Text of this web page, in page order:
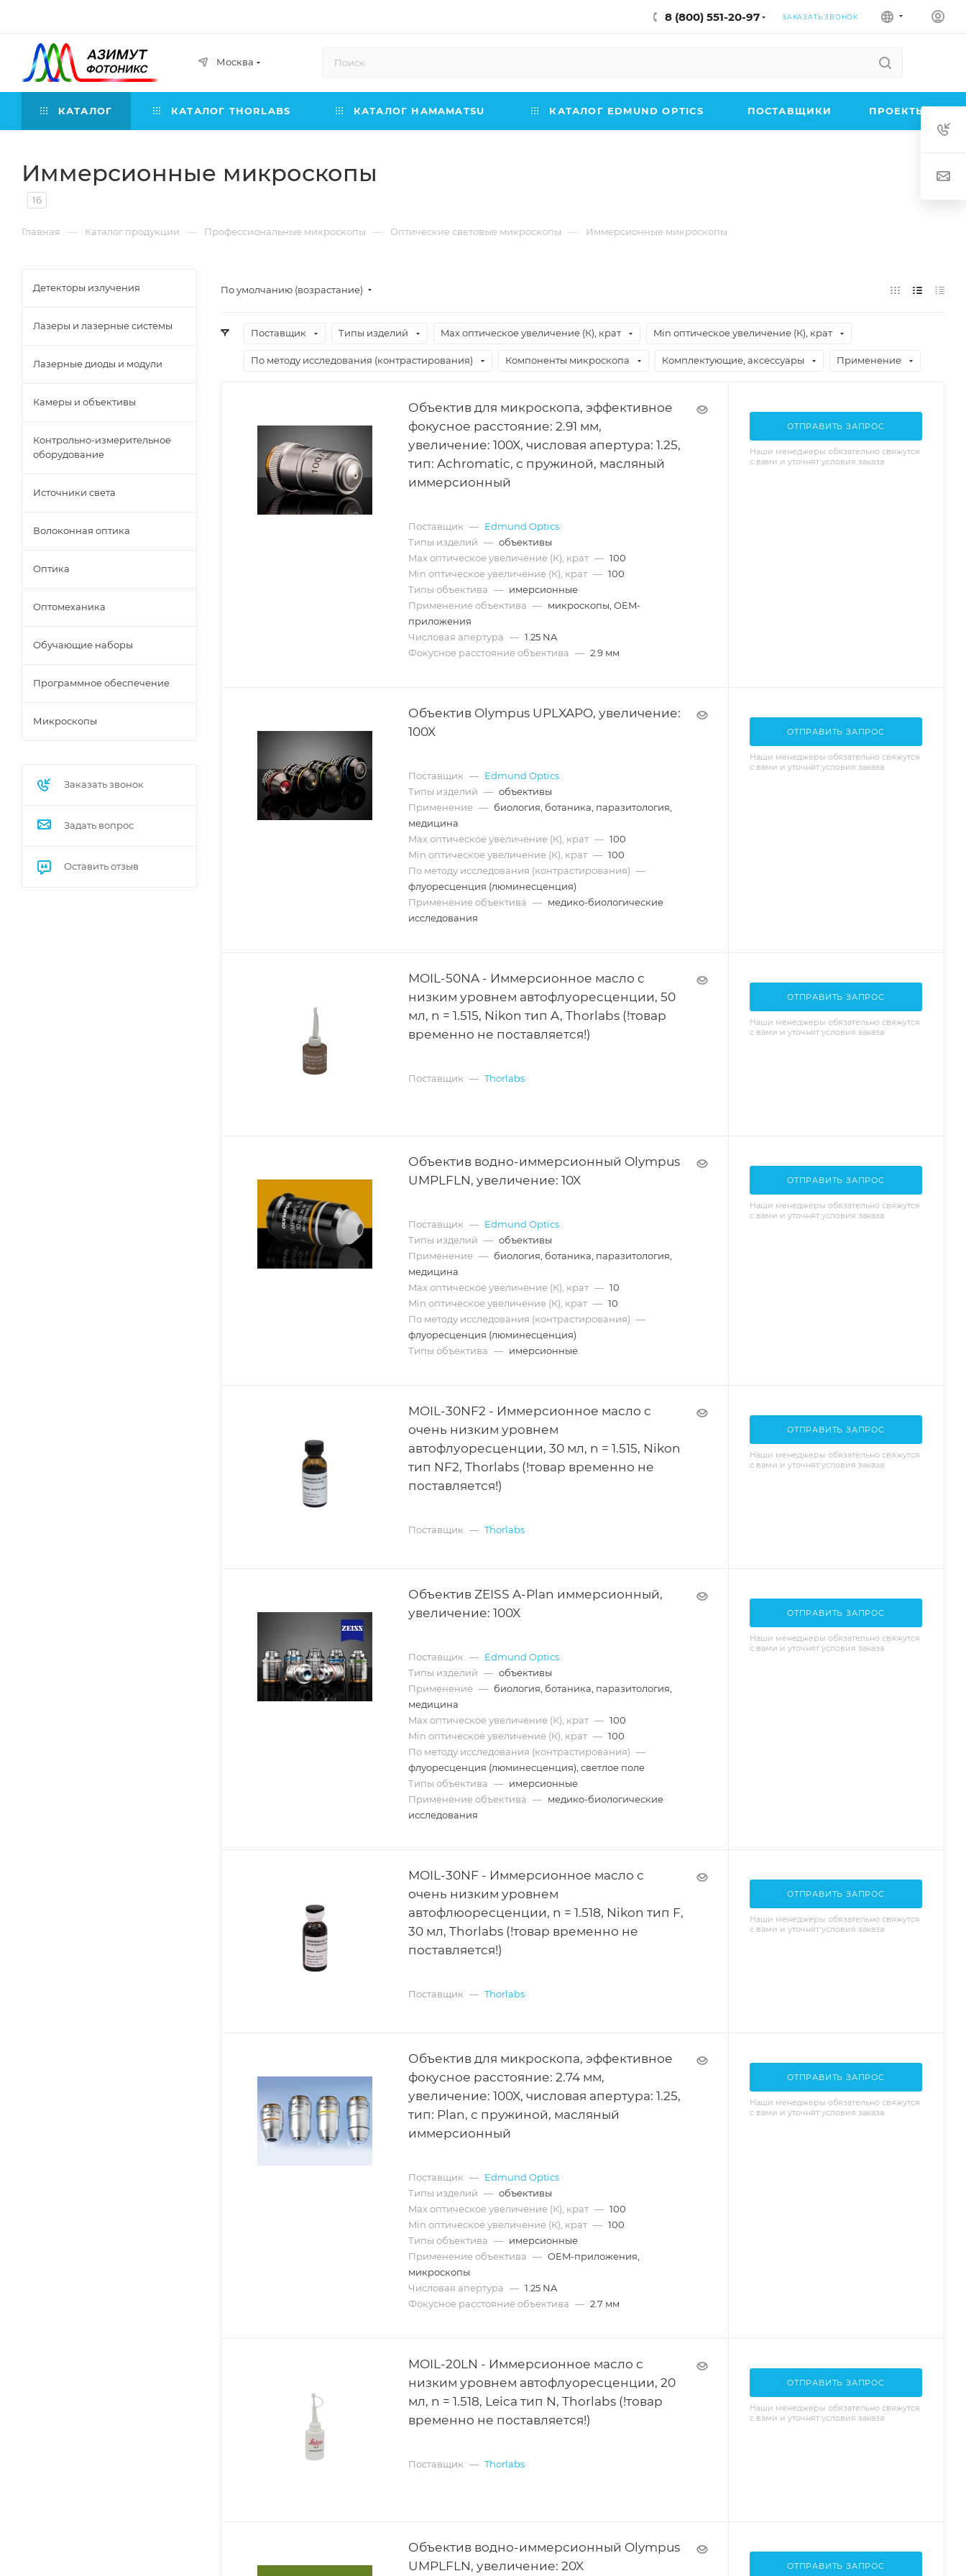
8 (800) 551-20-97 ЗАКАЗАТЬ ЗВОНОК
Москва
КАТАЛОГ КАТАЛОГ THORLABS КАТАЛОГ HAMAMATSU КАТАЛОГ EDMUND OPTICS ПОСТАВЩИКИ ПРОЕКТЫ
Иммерсионные микроскопы
16
Главная — Каталог продукции — Профессиональные микроскопы — Оптические световые микроскопы — Иммерсионные микроскопы
По умолчанию (возрастание)
Поставщик Типы изделий Max оптическое увеличение (К), крат Min оптическое увеличение (К), крат
По методу исследования (контрастирования) Компоненты микроскопа Комплектующие, аксессуары Применение
Объектив для микроскопа, эффективное
фокусное расстояние: 2.91 мм,
увеличение: 100X, числовая апертура: 1.25,
тип: Achromatic, с пружиной, масляный
иммерсионный
Поставщик — Edmund Optics
Типы изделий — объективы
Max оптическое увеличение (К), крат — 100
Min оптическое увеличение (К), крат — 100
Типы объектива — имерсионные
Применение объектива — микроскопы, OEM-
приложения
Числовая апертура — 1.25 NA
Фокусное расстояние объектива — 2.9 мм
ОТПРАВИТЬ ЗАПРОС
Наши менеджеры обязательно свяжутся
с вами и уточнят условия заказа
Объектив Olympus UPLXAPO, увеличение:
100X
Поставщик — Edmund Optics
Типы изделий — объективы
Применение — биология, ботаника, паразитология,
медицина
Max оптическое увеличение (К), крат — 100
Min оптическое увеличение (К), крат — 100
По методу исследования (контрастирования) —
флуоресценция (люминесценция)
Применение объектива — медико-биологические
исследования
ОТПРАВИТЬ ЗАПРОС
Наши менеджеры обязательно свяжутся
с вами и уточнят условия заказа
MOIL-50NA - Иммерсионное масло с
низким уровнем автофлуоресценции, 50
мл, n = 1.515, Nikon тип A, Thorlabs (!товар
временно не поставляется!)
Поставщик — Thorlabs
ОТПРАВИТЬ ЗАПРОС
Наши менеджеры обязательно свяжутся
с вами и уточнят условия заказа
Объектив водно-иммерсионный Olympus
UMPLFLN, увеличение: 10X
Поставщик — Edmund Optics
Типы изделий — объективы
Применение — биология, ботаника, паразитология,
медицина
Max оптическое увеличение (К), крат — 10
Min оптическое увеличение (К), крат — 10
По методу исследования (контрастирования) —
флуоресценция (люминесценция)
Типы объектива — имерсионные
ОТПРАВИТЬ ЗАПРОС
Наши менеджеры обязательно свяжутся
с вами и уточнят условия заказа
MOIL-30NF2 - Иммерсионное масло с
очень низким уровнем
автофлуоресценции, 30 мл, n = 1.515, Nikon
тип NF2, Thorlabs (!товар временно не
поставляется!)
Поставщик — Thorlabs
ОТПРАВИТЬ ЗАПРОС
Наши менеджеры обязательно свяжутся
с вами и уточнят условия заказа
Объектив ZEISS A-Plan иммерсионный,
увеличение: 100X
Поставщик — Edmund Optics
Типы изделий — объективы
Применение — биология, ботаника, паразитология,
медицина
Max оптическое увеличение (К), крат — 100
Min оптическое увеличение (К), крат — 100
По методу исследования (контрастирования) —
флуоресценция (люминесценция), светлое поле
Типы объектива — имерсионные
Применение объектива — медико-биологические
исследования
ОТПРАВИТЬ ЗАПРОС
Наши менеджеры обязательно свяжутся
с вами и уточнят условия заказа
MOIL-30NF - Иммерсионное масло с
очень низким уровнем
автофлюоресценции, n = 1.518, Nikon тип F,
30 мл, Thorlabs (!товар временно не
поставляется!)
Поставщик — Thorlabs
ОТПРАВИТЬ ЗАПРОС
Наши менеджеры обязательно свяжутся
с вами и уточнят условия заказа
Объектив для микроскопа, эффективное
фокусное расстояние: 2.74 мм,
увеличение: 100X, числовая апертура: 1.25,
тип: Plan, с пружиной, масляный
иммерсионный
Поставщик — Edmund Optics
Типы изделий — объективы
Max оптическое увеличение (К), крат — 100
Min оптическое увеличение (К), крат — 100
Типы объектива — имерсионные
Применение объектива — OEM-приложения,
микроскопы
Числовая апертура — 1.25 NA
Фокусное расстояние объектива — 2.7 мм
ОТПРАВИТЬ ЗАПРОС
Наши менеджеры обязательно свяжутся
с вами и уточнят условия заказа
MOIL-20LN - Иммерсионное масло с
низким уровнем автофлуоресценции, 20
мл, n = 1.518, Leica тип N, Thorlabs (!товар
временно не поставляется!)
Поставщик — Thorlabs
ОТПРАВИТЬ ЗАПРОС
Наши менеджеры обязательно свяжутся
с вами и уточнят условия заказа
Объектив водно-иммерсионный Olympus
UMPLFLN, увеличение: 20X
ОТПРАВИТЬ ЗАПРОС
Детекторы излучения
Лазеры и лазерные системы
Лазерные диоды и модули
Камеры и объективы
Контрольно-измерительное
оборудование
Источники света
Волоконная оптика
Оптика
Оптомеханика
Обучающие наборы
Программное обеспечение
Микроскопы
Заказать звонок
Задать вопрос
Оставить отзыв